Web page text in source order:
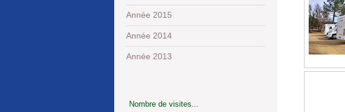
Année 2015
Année 2014
Année 2013
Nombre de visites...